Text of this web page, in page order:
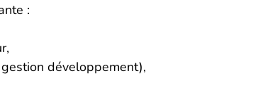
:
développement),